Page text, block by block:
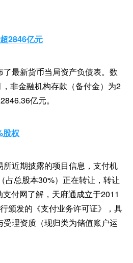
2846亿元
最新货币当局资产负债表。数
非金融机构存款（备付金）为2
亿元。
股权
近期披露的项目信息，支付机
占总股本30%）正在转让，转让
付网了解，天府通成立于2011
颁发的《支付业务许可证》，具
理资质（现归类为储值账户运